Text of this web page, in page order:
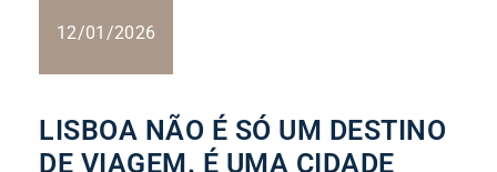
12/01/2026
LISBOA NÃO É SÓ UM DESTINO
DE VIAGEM. É UMA CIDADE